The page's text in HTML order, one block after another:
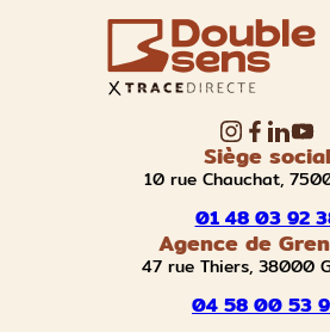
Siège social
10 rue Chauchat,
01 48 03 92
Agence de
47 rue Thiers, 38000
04 58 00 53